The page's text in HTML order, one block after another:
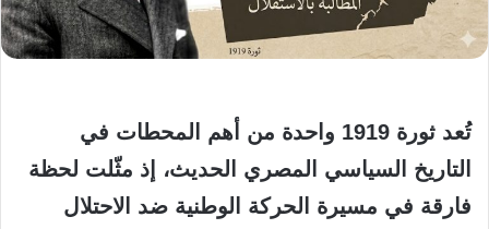
تُعد ثورة 1919 واحدة من أهم المحطات في
التاريخ السياسي المصري الحديث، إذ مثّلت لحظة
فارقة في مسيرة الحركة الوطنية ضد الاحتلال